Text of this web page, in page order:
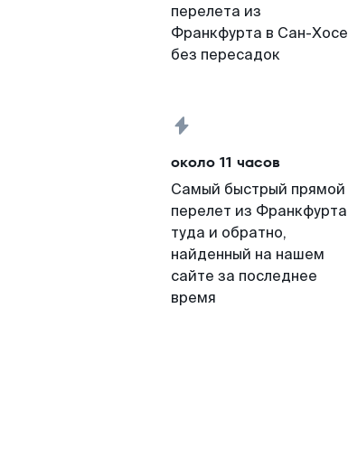
перелета из
Франкфурта в Сан-Хосе
без пересадок
около 11 часов
Самый быстрый прямой
перелет из Франкфурта
туда и обратно,
найденный на нашем
сайте за последнее
время